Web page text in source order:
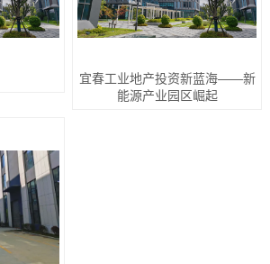
宜春工业地产投资新蓝海——新
能源产业园区崛起